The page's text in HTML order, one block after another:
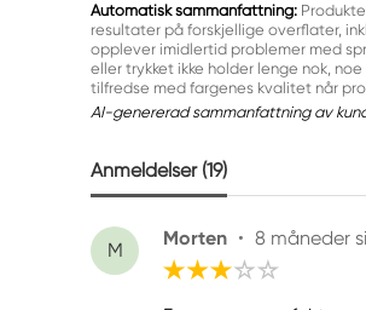
Automatisk sammanfattning:
resultater på forskjellige overflater,
opplever imidlertid problemer med
eller trykket ikke holder lenge nok,
tilfredse med fargenes kvalitet når
AI-genererad sammanfattning av
Anmeldelser (19)
M
Morten • 8 måneder